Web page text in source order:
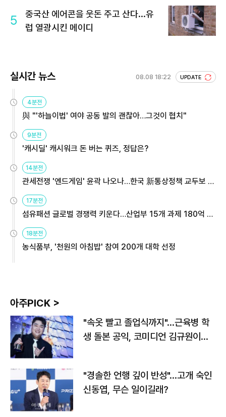
5
중국산 에어콘을 웃돈 주고 산다...유
럽 열광시킨 메이디
실시간 뉴스 08.08 18:22 UPDATE
4분전
與 "'하늘이법' 여야 공동 발의 괜찮아…그것이 협치"
9분전
'캐시딜' 캐시워크 돈 버는 퀴즈, 정답은?
14분전
관세전쟁 '엔드게임' 윤곽 나오나…한국 新통상정책 교두보 활
17분전
섬유패션 글로벌 경쟁력 키운다…산업부 15개 과제 180억 지
18분전
농식품부, '천원의 아침밥' 참여 200개 대학 선정
아주PICK >
"속옷 빨고 졸업식까지"…근육병 학
생 돌본 공익, 코미디언 김규원이었
"경솔한 언행 깊이 반성"…고개 숙인
신동엽, 무슨 일이길래?